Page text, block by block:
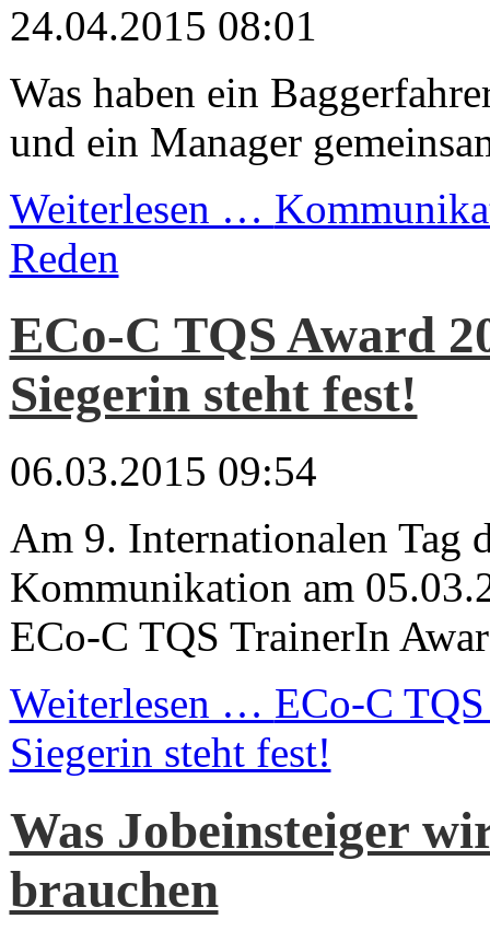
24.04.2015 08:01
Was haben ein
und ein Manager
Weiterlesen …
Reden
ECo-C TQS Award
Siegerin steht fest!
06.03.2015 09:54
Am 9. Internationalen Tag
Kommunikation am
ECo-C TQS TrainerIn
Weiterlesen … ECo-C
Siegerin steht fest!
Was Jobeinsteiger
brauchen